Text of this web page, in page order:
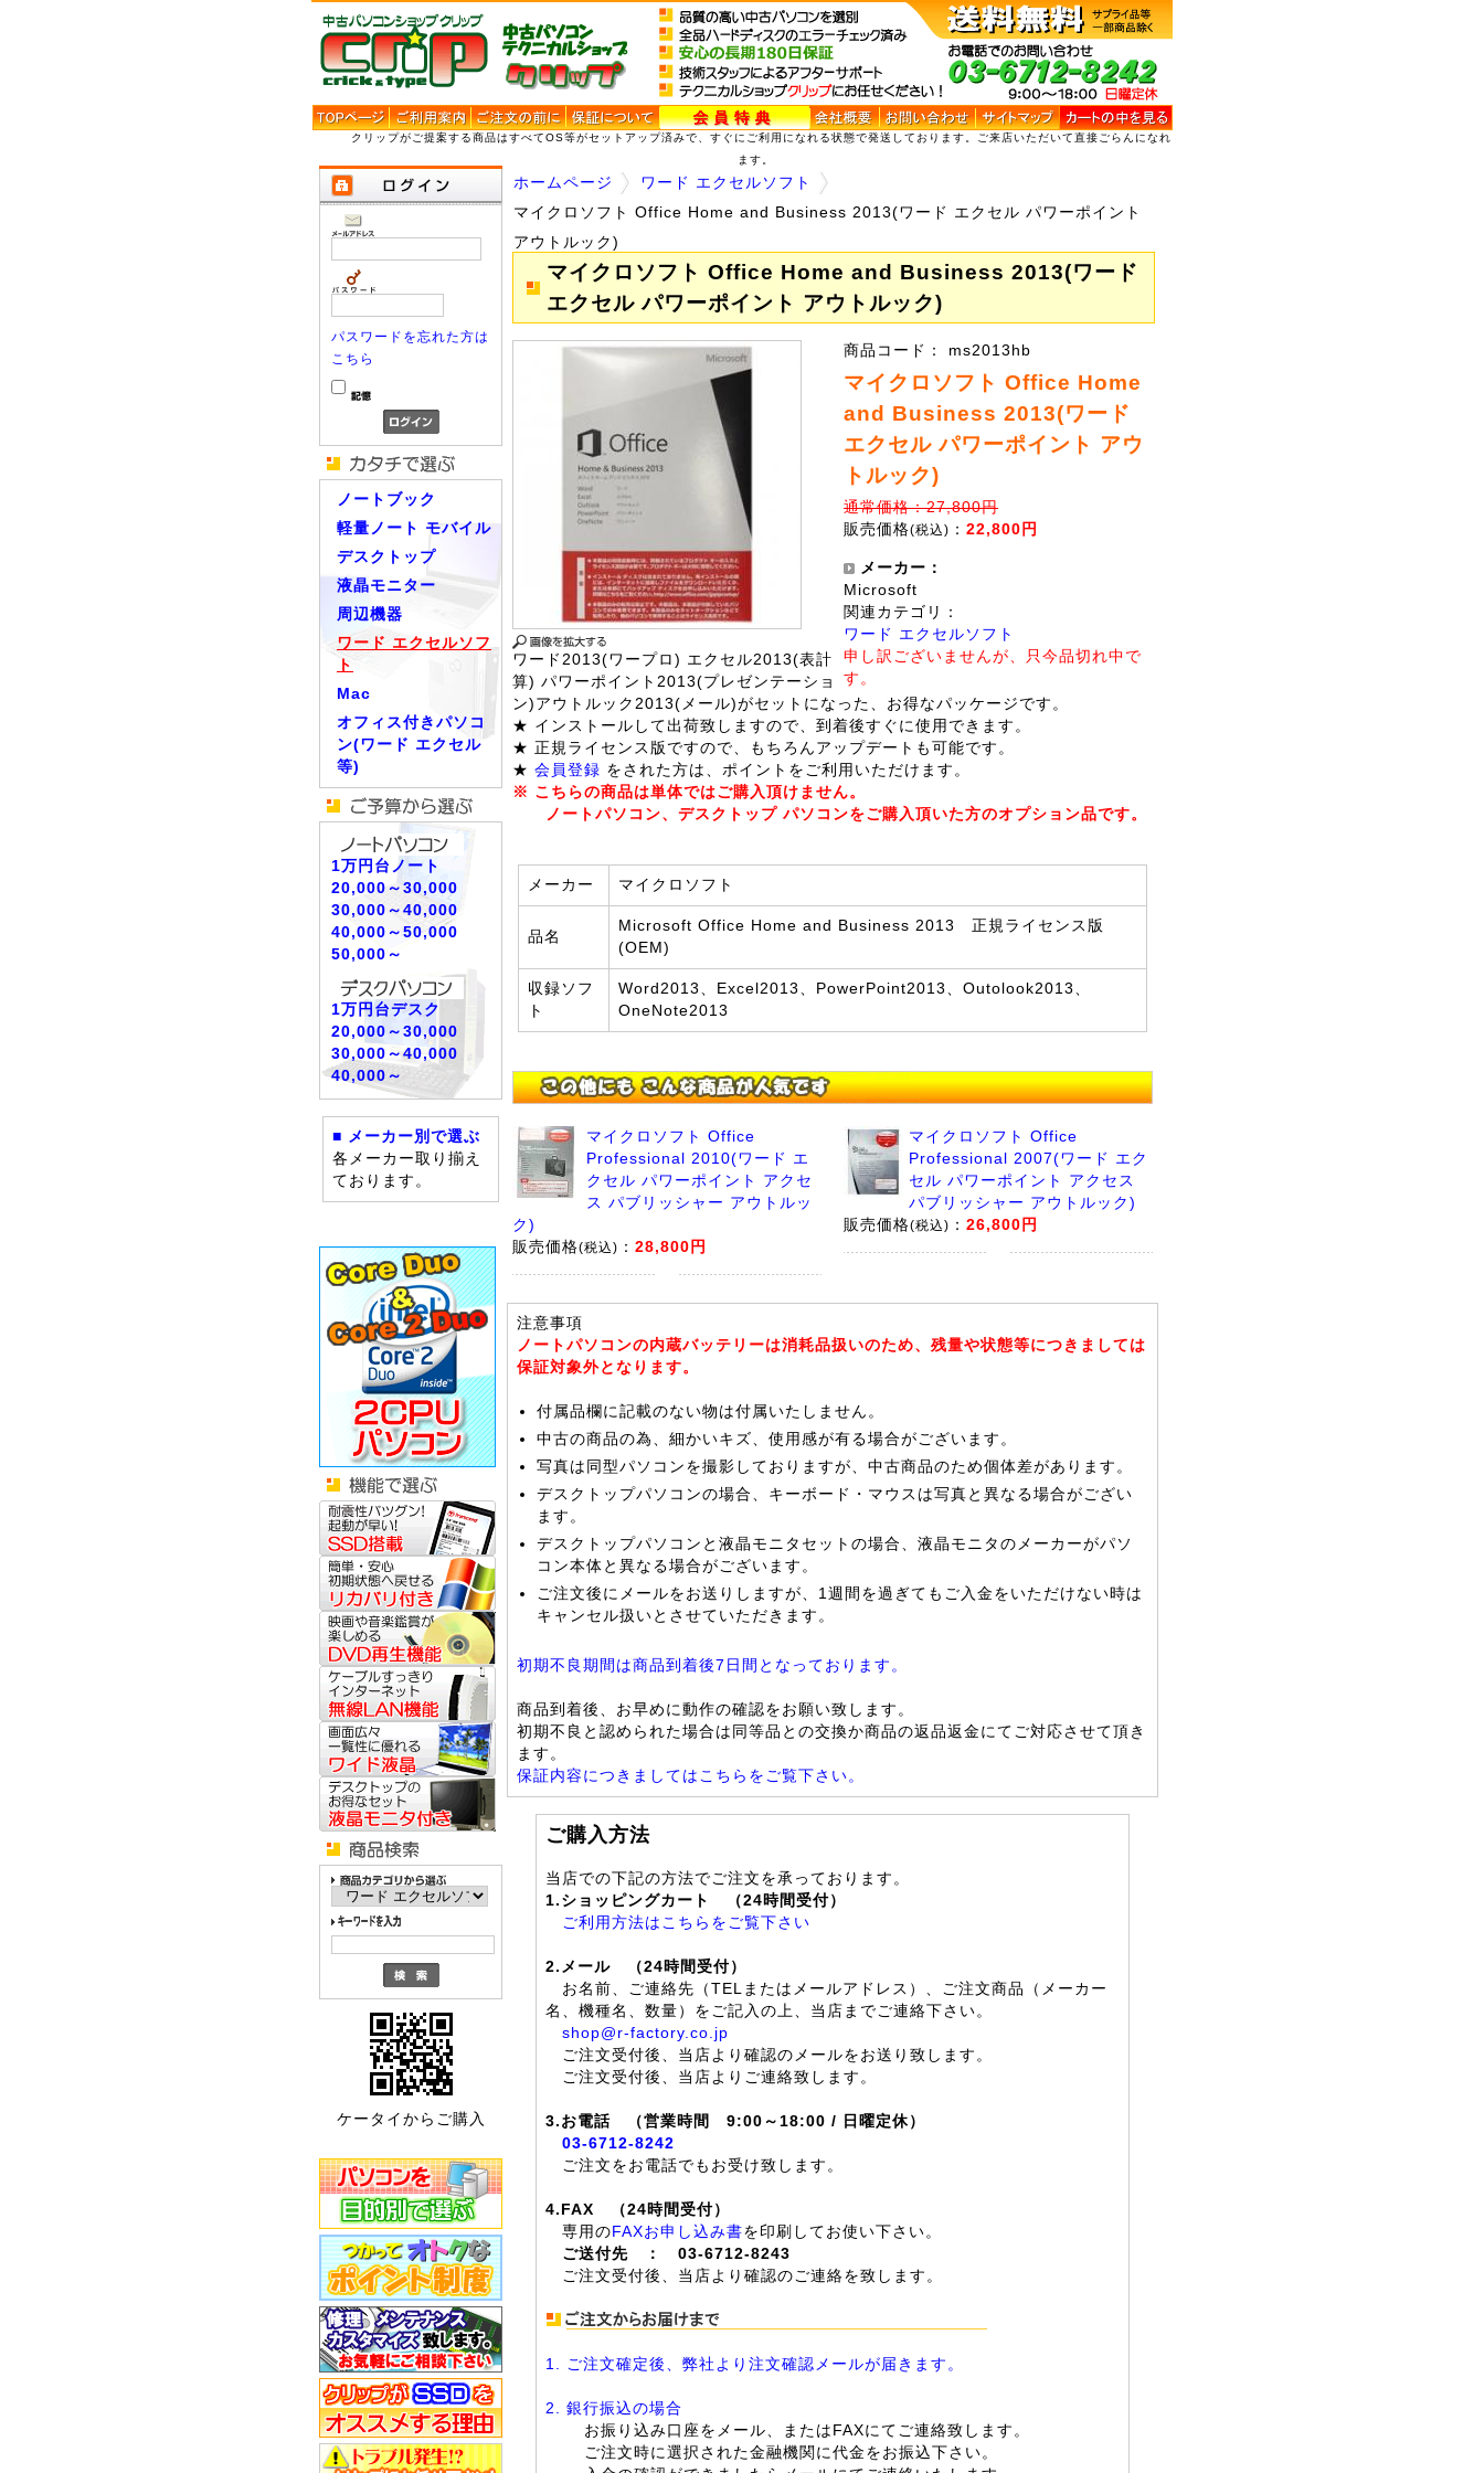
クリップがご提案する商品はすべてOS等がセットアップ済みで、すぐにご利用になれる状態で発送しております。ご来店いただいて直接ごらんになれ
ます。
パスワードを忘れた方は
こちら
ノートブック
軽量ノート モバイル
デスクトップ
液晶モニター
周辺機器
ワード エクセルソフ
ト
Mac
オフィス付きパソコ
ン(ワード エクセル
等)
1万円台ノート
20,000～30,000
30,000～40,000
40,000～50,000
50,000～
1万円台デスク
20,000～30,000
30,000～40,000
40,000～
■ メーカー別で選ぶ
各メーカー取り揃え
ております。
ケータイからご購入
ホームページ
ワード エクセルソフト
マイクロソフト Office Home and Business 2013(ワード エクセル パワーポイント
アウトルック)
マイクロソフト Office Home and Business 2013(ワード
エクセル パワーポイント アウトルック)
商品コード： ms2013hb
マイクロソフト Office Home
and Business 2013(ワード
エクセル パワーポイント アウ
トルック)
通常価格：27,800円
販売価格(税込) ： 22,800円
メーカー：
Microsoft
関連カテゴリ：
ワード エクセルソフト
申し訳ございませんが、只今品切れ中で
す。
ワード2013(ワープロ) エクセル2013(表計
算) パワーポイント2013(プレゼンテーショ
ン)アウトルック2013(メール)がセットになった、お得なパッケージです。
★ インストールして出荷致しますので、到着後すぐに使用できます。
★ 正規ライセンス版ですので、もちろんアップデートも可能です。
★ 会員登録 をされた方は、ポイントをご利用いただけます。
※ こちらの商品は単体ではご購入頂けません。
ノートパソコン、デスクトップ パソコンをご購入頂いた方のオプション品です。
メーカー マイクロソフト
品名
Microsoft Office Home and Business 2013 正規ライセンス版
(OEM)
収録ソフ
ト
Word2013、Excel2013、PowerPoint2013、Outolook2013、
OneNote2013
マイクロソフト Office
Professional 2010(ワード エ
クセル パワーポイント アクセ
ス パブリッシャー アウトルッ
ク)
販売価格(税込) ： 28,800円
マイクロソフト Office
Professional 2007(ワード エク
セル パワーポイント アクセス
パブリッシャー アウトルック)
販売価格(税込) ： 26,800円
注意事項
ノートパソコンの内蔵バッテリーは消耗品扱いのため、残量や状態等につきましては
保証対象外となります。
付属品欄に記載のない物は付属いたしません。
中古の商品の為、細かいキズ、使用感が有る場合がございます。
写真は同型パソコンを撮影しておりますが、中古商品のため個体差があります。
デスクトップパソコンの場合、キーボード・マウスは写真と異なる場合がござい
ます。
デスクトップパソコンと液晶モニタセットの場合、液晶モニタのメーカーがパソ
コン本体と異なる場合がございます。
ご注文後にメールをお送りしますが、1週間を過ぎてもご入金をいただけない時は
キャンセル扱いとさせていただきます。
初期不良期間は商品到着後7日間となっております。
商品到着後、お早めに動作の確認をお願い致します。
初期不良と認められた場合は同等品との交換か商品の返品返金にてご対応させて頂き
ます。
保証内容につきましてはこちらをご覧下さい。
ご購入方法
当店での下記の方法でご注文を承っております。
1.ショッピングカート （24時間受付）
ご利用方法はこちらをご覧下さい
2.メール （24時間受付）
お名前、ご連絡先（TELまたはメールアドレス）、ご注文商品（メーカー
名、機種名、数量）をご記入の上、当店までご連絡下さい。
shop@r-factory.co.jp
ご注文受付後、当店より確認のメールをお送り致します。
ご注文受付後、当店よりご連絡致します。
3.お電話 （営業時間 9:00～18:00 / 日曜定休）
03-6712-8242
ご注文をお電話でもお受け致します。
4.FAX （24時間受付）
専用の FAXお申し込み書を印刷してお使い下さい。
ご送付先 ： 03-6712-8243
ご注文受付後、当店より確認のご連絡を致します。
1. ご注文確定後、弊社より注文確認メールが届きます。
2. 銀行振込の場合
お振り込み口座をメール、またはFAXにてご連絡致します。
ご注文時に選択された金融機関に代金をお振込下さい。